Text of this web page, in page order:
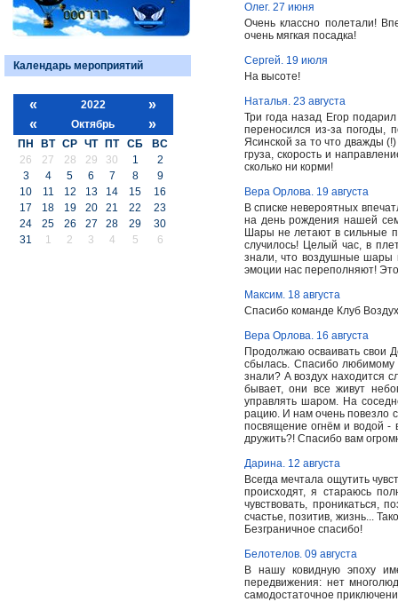
Календарь мероприятий
« 2022
»
«
Октябрь »
ПН ВТ СР ЧТ ПТ СБ
ВС
26
27 28 29 30 1
2
3
4 5 6 7 8
9
10
11 12 13 14 15
16
17
18 19 20 21 22
23
24
25 26 27 28 29
30
31
1 2 3 4 5 6
Олег. 27 июня
Очень классно полетали!
очень мягкая посадка!
Сергей. 19 июля
На высоте!
Наталья. 23 августа
Три года назад Егор
переносился из-за погоды,
Ясинской за то что дважды
груза, скорость и
сколько ни корми!
Вера Орлова. 19 августа
В списке невероятных
на день рождения нашей
Шары не летают в сильные
случилось! Целый час, в
знали, что воздушные шары
эмоции нас переполняют!
Максим. 18 августа
Спасибо команде Клуб
Вера Орлова. 16 августа
Продолжаю осваивать свои
сбылась. Спасибо
знали? А воздух находится
бывает, они все живут
управлять шаром. На
рацию. И нам очень повезло
посвящение огнём и водой -
дружить?! Спасибо вам
Дарина. 12 августа
Всегда мечтала ощутить
происходят, я стараюсь
чувствовать, проникаться,
счастье, позитив, жизнь...
Безграничное спасибо!
Белотелов. 09 августа
В нашу ковидную эпоху
передвижения: нет
самодостаточное